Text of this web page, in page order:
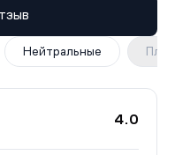
Нейтральные
4.0